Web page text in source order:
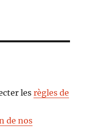
lesrègles de
de nos